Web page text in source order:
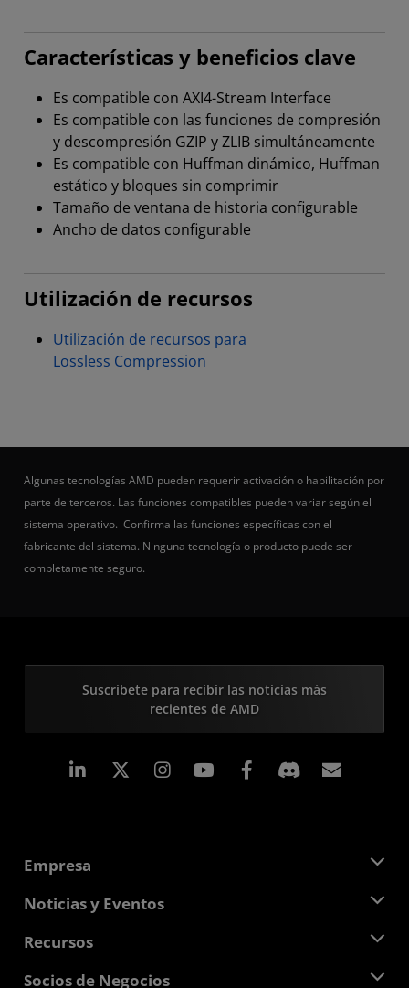
Características y beneficios clave
Es compatible con AXI4-Stream Interface
Es compatible con las funciones de compresión
y descompresión GZIP y ZLIB simultáneamente
Es compatible con Huffman dinámico, Huffman
estático y bloques sin comprimir
Tamaño de ventana de historia configurable
Ancho de datos configurable
Utilización de recursos
Utilización de recursos para
Lossless Compression
Algunas tecnologías AMD pueden requerir activación o habilitación por
parte de terceros. Las funciones compatibles pueden variar según el
sistema operativo. Confirma las funciones específicas con el
fabricante del sistema. Ninguna tecnología o producto puede ser
completamente seguro.
Suscríbete para recibir las noticias más
recientes de AMD
LinkedIn Instagram Facebook
Empresa
Acerca de AMD
Responsabilidad corporativa
Carreras profesionales
Noticias y Eventos
Sala de prensa
Recursos
Centro para desarrolladores
Socios de Negocios